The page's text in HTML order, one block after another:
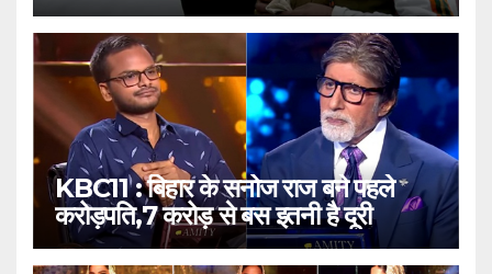
KBC11 : बिहार के सनोज राज बने पहले
करोड़पति,7 करोड़ से बस इतनी है दूरी